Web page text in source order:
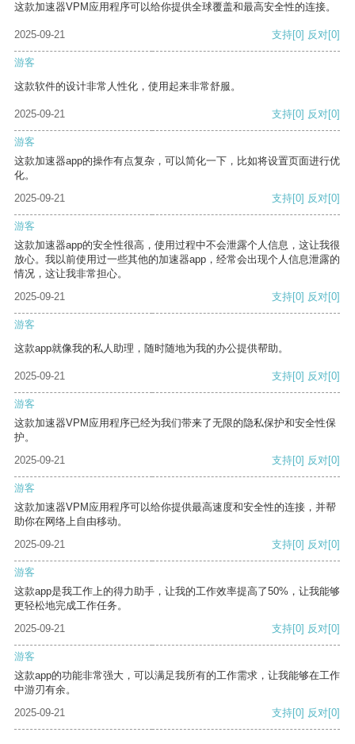
这款加速器VPM应用程序可以给你提供全球覆盖和最高安全性的连接。
2025-09-21 支持[0] 反对[0]
游客
这款软件的设计非常人性化，使用起来非常舒服。
2025-09-21 支持[0] 反对[0]
游客
这款加速器app的操作有点复杂，可以简化一下，比如将设置页面进行优
化。
2025-09-21
支持[0] 反对[0]
游客
这款加速器app的安全性很高，使用过程中不会泄露个人信息，这让我很
放心。我以前使用过一些其他的加速器app，经常会出现个人信息泄露的
情况，这让我非常担心。
2025-09-21
支持[0] 反对[0]
游客
这款app就像我的私人助理，随时随地为我的办公提供帮助。
2025-09-21 支持[0] 反对[0]
游客
这款加速器VPM应用程序已经为我们带来了无限的隐私保护和安全性保
护。
2025-09-21
支持[0] 反对[0]
游客
这款加速器VPM应用程序可以给你提供最高速度和安全性的连接，并帮
助你在网络上自由移动。
2025-09-21
支持[0] 反对[0]
游客
这款app是我工作上的得力助手，让我的工作效率提高了50%，让我能够
更轻松地完成工作任务。
2025-09-21
支持[0] 反对[0]
游客
这款app的功能非常强大，可以满足我所有的工作需求，让我能够在工作
中游刃有余。
2025-09-21
支持[0] 反对[0]